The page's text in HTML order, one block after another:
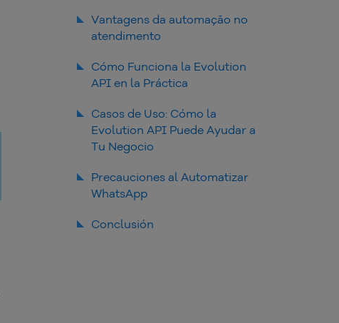
WhatsApp como canal
estratégico de atendimento e
vendas
Vantagens da automação no
atendimento
Cómo Funciona la Evolution
API en la Práctica
Conexão com o WhatsApp via
API
Recursos disponíveis
Casos de Uso: Cómo la
Evolution API Puede Ayudar a
Tu Negocio
Atendimento automatizado
com chatbot
pedidos e status
Precauciones al Automatizar
WhatsApp
Políticas do WhatsApp e boas
Conclusión